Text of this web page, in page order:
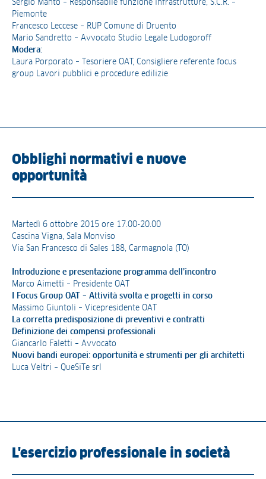
Sergio Manto – Responsabile funzione infrastrutture, S.C.R. –
Piemonte
Francesco Leccese – RUP Comune di Druento
Mario Sandretto – Avvocato Studio Legale Ludogoroff
Modera:
Laura Porporato – Tesoriere OAT, Consigliere referente focus
group Lavori pubblici e procedure edilizie
Obblighi normativi e nuove
opportunità
Martedì 6 ottobre 2015 ore 17.00-20.00
Cascina Vigna, Sala Monviso
Via San Francesco di Sales 188, Carmagnola (TO)
Introduzione e presentazione programma dell’incontro
Marco Aimetti – Presidente OAT
I Focus Group OAT – Attività svolta e progetti in corso
Massimo Giuntoli – Vicepresidente OAT
La corretta predisposizione di preventivi e contratti
Definizione dei compensi professionali
Giancarlo Faletti – Avvocato
Nuovi bandi europei: opportunità e strumenti per gli architetti
Luca Veltri – QueSiTe srl
L'esercizio professionale in società